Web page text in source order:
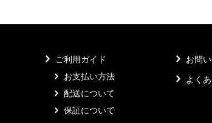
ご利用ガイド
お支払い方法
配送について
保証について
お問
よく